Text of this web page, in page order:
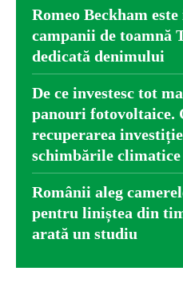
Romeo Beckham
campanii de toamnă
dedicată denimului
De ce investesc tot
panouri fotovoltaice.
recuperarea
schimbările climatice
Românii aleg
pentru liniștea din
arată un studiu